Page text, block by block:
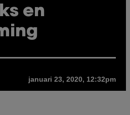
en
januari 23, 2020, 12:32pm